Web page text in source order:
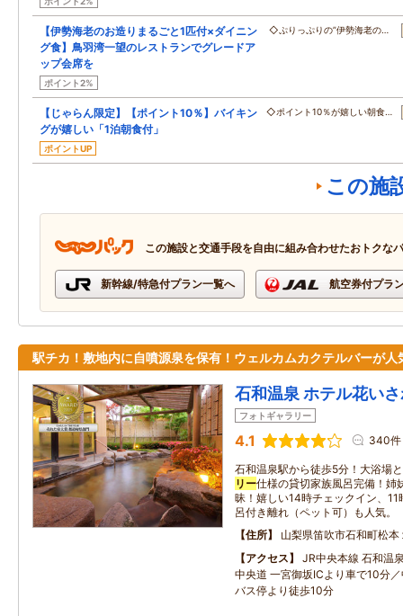
【伊勢海老のお造りまるごと1匹付×ダイニン
グ食】鳥羽湾一望のレストランでグレードア
ップ会席を
ポイント2%
◇ぷりっぷりの”伊勢海老の…
【じゃらん限定】【ポイント10％】バイキン
グが嬉しい「1泊朝食付」
ポイントUP
◇ポイント10％が嬉しい朝食…
この施
この施設と交通手段を自由に組み合わせたおトクな
新幹線/特急付プラン一覧へ 航空券付プラ
駅チカ！敷地内に自噴源泉を保有！ウェルカムカクテルバーが人
石和温泉 ホテル花い
フォトギャラリー
4.1 340件
石和温泉駅から徒歩5分！大浴場
リー仕様の貸切家族風呂完備！姉
昧！嬉しい14時チェックイン、
呂付き離れ（ペット可）も人気。
住所
山梨県笛吹市石和町松本
アクセス
JR中央本線 石和温
中央道 一宮御坂ICより車で10分
バス停より徒歩10分